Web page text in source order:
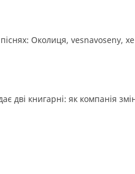
Околиця, vesnavoseny,
дві книгарні: як компанія